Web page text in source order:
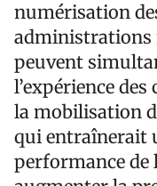
numérisation
administrations
peuvent
l’expérience
la mobilisation
qui entraînerait
performance de